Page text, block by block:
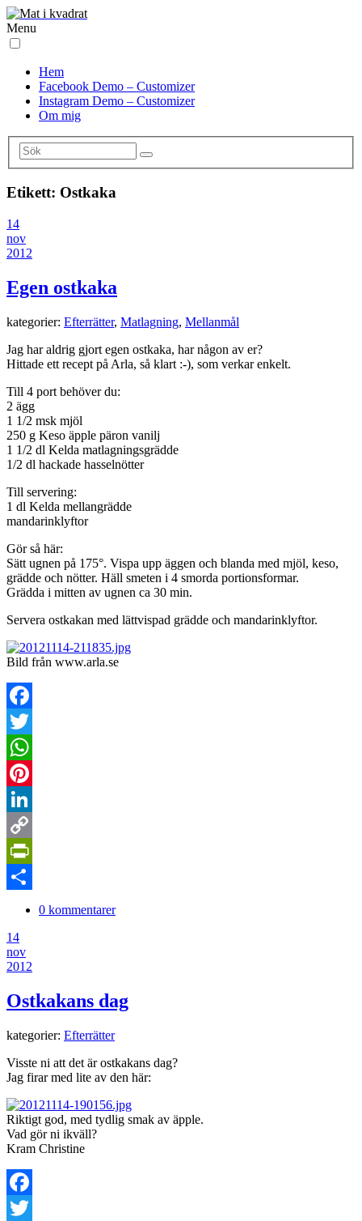
Menu
Hem
Facebook Demo – Customizer
Instagram Demo – Customizer
Om mig
Etikett: Ostkaka
14
nov
2012
Egen ostkaka
kategorier: Efterrätter, Matlagning, Mellanmål
Jag har aldrig gjort egen ostkaka, har någon av er?
Hittade ett recept på Arla, så klart :-), som verkar enkelt.
Till 4 port behöver du:
2 ägg
1 1/2 msk mjöl
250 g Keso äpple päron vanilj
1 1/2 dl Kelda matlagningsgrädde
1/2 dl hackade hasselnötter
Till servering:
1 dl Kelda mellangrädde
mandarinklyftor
Gör så här:
Sätt ugnen på 175°. Vispa upp äggen och blanda med mjöl, keso,
grädde och nötter. Häll smeten i 4 smorda portionsformar.
Grädda i mitten av ugnen ca 30 min.
Servera ostkakan med lättvispad grädde och mandarinklyftor.
Bild från www.arla.se
Facebook
Twitter
WhatsApp
Pinterest
LinkedIn
Copy
Link
PrintFriendly
0 kommentarer
14
nov
2012
Ostkakans dag
kategorier: Efterrätter
Visste ni att det är ostkakans dag?
Jag firar med lite av den här:
Riktigt god, med tydlig smak av äpple.
Vad gör ni ikväll?
Kram Christine
Facebook